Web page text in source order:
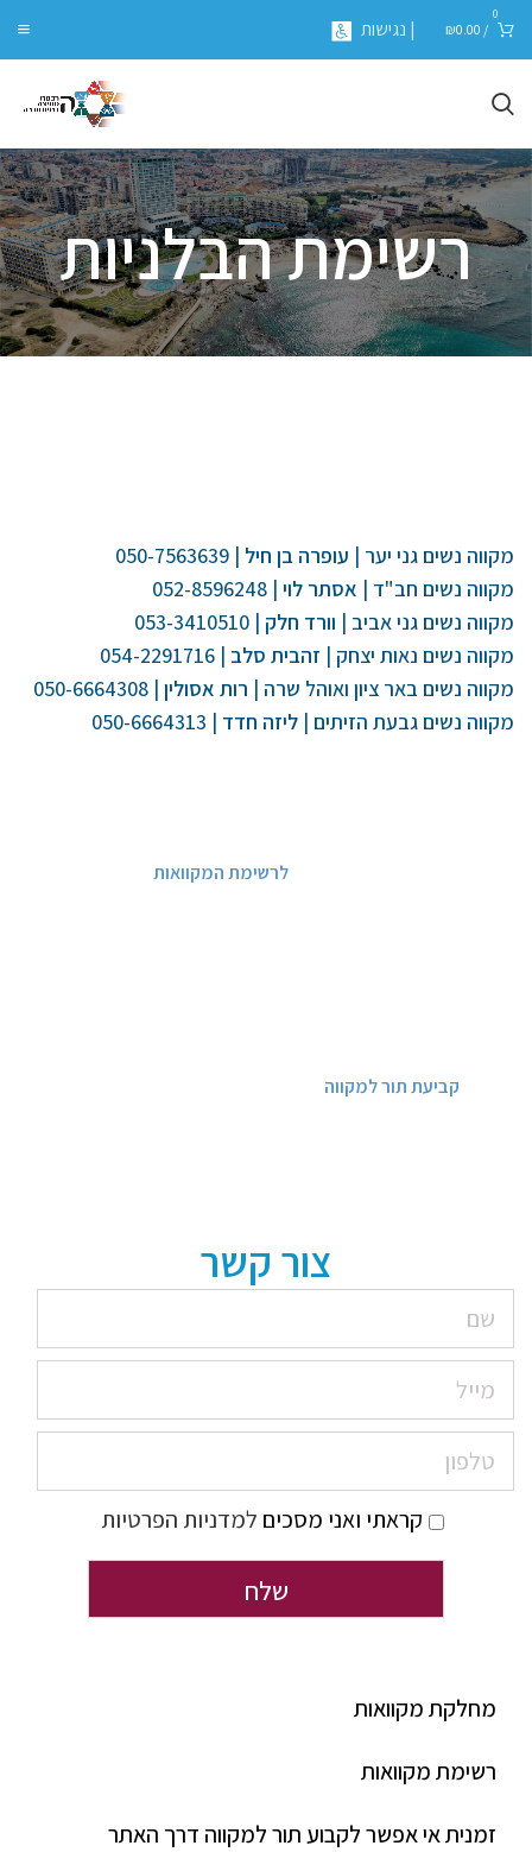
0
/
₪0.00 | נגישות
רשימת הבלניות
מקווה נשים גני יער | עופרה בן חיל | 050-7563639
מקווה נשים חב"ד | אסתר לוי | 052-8596248
מקווה נשים גני אביב | וורד חלק | 053-3410510
מקווה נשים נאות יצחק | זהבית סלב | 054-2291716
מקווה נשים באר ציון ואוהל שרה | רות אסולין | 050-6664308
מקווה נשים גבעת הזיתים | ליזה חדד | 050-6664313
לרשימת המקוואות
קביעת תור למקווה
צור קשר
קראתי ואני מסכים למדניות הפרטיות
מחלקת מקוואות
רשימת מקוואות
זמנית אי אפשר לקבוע תור למקווה דרך האתר